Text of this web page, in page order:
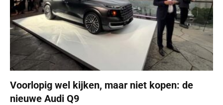
Voorlopig wel kijken, maar niet kopen: de
nieuwe Audi Q9